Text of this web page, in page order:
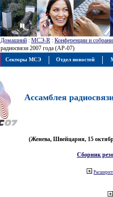
Домашний : МСЭ-R : Конференции и
радиосвязи 2007 года (АР-07)
Ассамблея
(Женева, Швейцария, 15
Сборник
Секторы МСЭ Отдел новостей